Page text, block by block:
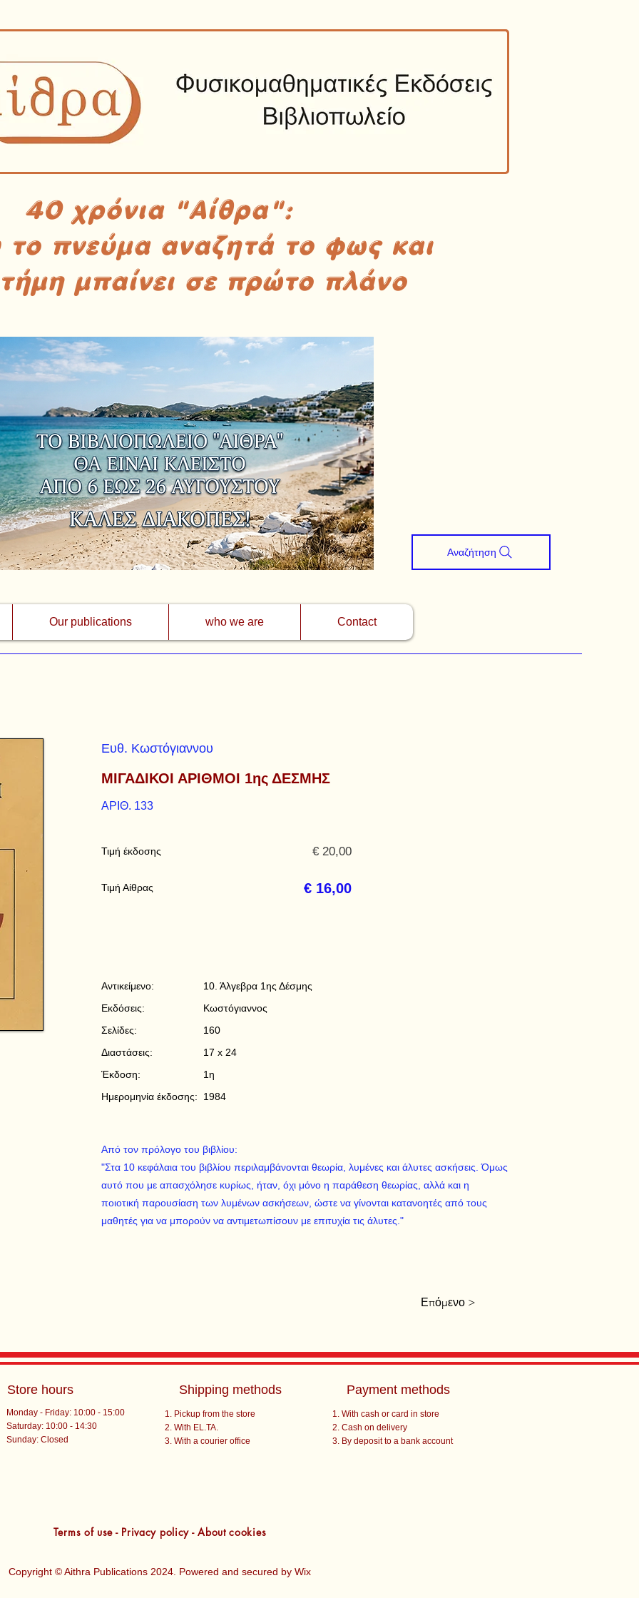
40 χρόνια "Αίθρα":
το πνεύμα αναζητά το φως και
μπαίνει σε πρώτο πλάνο
Our publications who we are Contact
Αναζήτηση
Ευθ. Κωστόγιαννου
ΜΙΓΑΔΙΚΟΙ ΑΡΙΘΜΟΙ 1ης ΔΕΣΜΗΣ
ΑΡΙΘ. 133
Τιμή έκδοσης
Τιμή Αίθρας
€ 20,00
€ 16,00
Αντικείμενο:
10. Άλγεβρα 1ης Δέσμης
Εκδόσεις:
Κωστόγιαννος
Σελίδες:
160
Διαστάσεις:
17 x 24
Έκδοση:
1η
Ημερομηνία έκδοσης:
1984
Από τον πρόλογο του βιβλίου:
"Στα 10 κεφάλαια του βιβλίου περιλαμβάνονται θεωρία, λυμένες και άλυτες ασκήσεις. Όμως
αυτό που με απασχόλησε κυρίως, ήταν, όχι μόνο η παράθεση θεωρίας, αλλά και η
ποιοτική παρουσίαση των λυμένων ασκήσεων, ώστε να γίνονται κατανοητές από τους
μαθητές για να μπορούν να αντιμετωπίσουν με επιτυχία τις άλυτες."
Επόμενο >
Store hours
Monday - Friday: 10:00 - 15:00
Saturday: 10:00 - 14:30
​Sunday: Closed
Shipping methods
Pickup from the store
With EL.TA.
With a courier office
Payment methods
With cash or card in store
Cash on delivery
By deposit to a bank account
Terms of use - Privacy policy - About cookies
Copyright © Aithra Publications 2024. Powered and secured by Wix